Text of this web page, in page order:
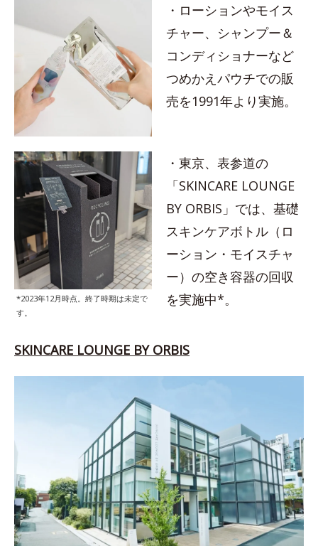
・ローションやモイス
チャー、シャンプー＆
コンディショナーなど
つめかえパウチでの販
売を1991年より実施。
*2023年12月時点。終了時期は未定で
す。
・東京、表参道の
「SKINCARE LOUNGE
BY ORBIS」では、基礎
スキンケアボトル（ロ
ーション・モイスチャ
ー）の空き容器の回収
を実施中*。
SKINCARE LOUNGE BY ORBIS